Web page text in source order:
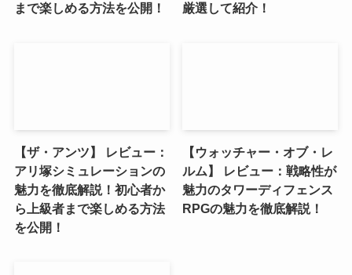
まで楽しめる方法を公開！
厳選して紹介！
【ザ・アンツ】 レビュー：
アリ塚シミュレーションの
魅力を徹底解説！初心者か
ら上級者まで楽しめる方法
を公開！
【ウォッチャー・オブ・レ
ルム】 レビュー：戦略性が
魅力のタワーディフェンス
RPGの魅力を徹底解説！